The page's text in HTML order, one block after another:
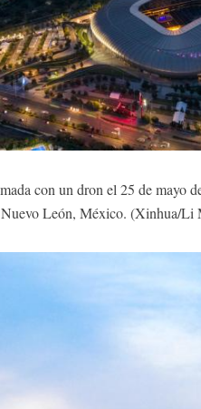
con un dron el 25 de mayo
Nuevo León, México. (Xinhua/Li